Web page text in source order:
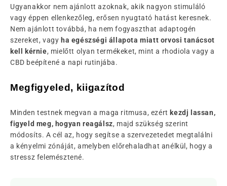
Ugyanakkor nem ajánlott azoknak, akik nagyon stimuláló
vagy éppen ellenkezőleg, erősen nyugtató hatást keresnek.
Nem ajánlott továbbá, ha nem fogyaszthat adaptogén
szereket, vagy ha egészségi állapota miatt orvosi tanácsot
kell kérnie, mielőtt olyan termékeket, mint a rhodiola vagy a
CBD beépítené a napi rutinjába.
Megfigyeled, kiigazítod
Minden testnek megvan a maga ritmusa, ezért kezdj lassan,
figyeld meg, hogyan reagálsz, majd szükség szerint
módosíts. A cél az, hogy segítse a szervezetedet megtalálni
a kényelmi zónáját, amelyben előrehaladhat anélkül, hogy a
stressz felemésztené.